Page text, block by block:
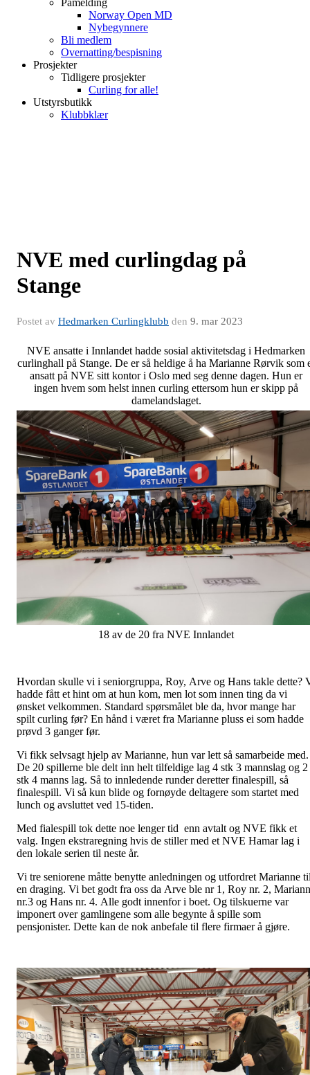
Påmelding
Norway Open MD
Nybegynnere
Bli medlem
Overnatting/bespisning
Prosjekter
Tidligere prosjekter
Curling for alle!
Utstyrsbutikk
Klubbklær
NVE med curlingdag på
Stange
Postet av Hedmarken Curlingklubb den 9. mar 2023
NVE ansatte i Innlandet hadde sosial aktivitetsdag i Hedmarken
curlinghall på Stange. De er så heldige å ha Marianne Rørvik som
ansatt på NVE sitt kontor i Oslo med seg denne dagen. Hun er
ingen hvem som helst innen curling ettersom hun er skipp på
damelandslaget.
18 av de 20 fra NVE Innlandet
Hvordan skulle vi i seniorgruppa, Roy, Arve og Hans takle dette?
hadde fått et hint om at hun kom, men lot som innen ting da vi
ønsket velkommen. Standard spørsmålet ble da, hvor mange har
spilt curling før? En hånd i været fra Marianne pluss ei som hadde
prøvd 3 ganger før.
Vi fikk selvsagt hjelp av Marianne, hun var lett så samarbeide med.
De 20 spillerne ble delt inn helt tilfeldige lag 4 stk 3 mannslag og 2
stk 4 manns lag. Så to innledende runder deretter finalespill, så
finalespill. Vi så kun blide og fornøyde deltagere som startet med
lunch og avsluttet ved 15-tiden.
Med fialespill tok dette noe lenger tid enn avtalt og NVE fikk et
valg. Ingen ekstraregning hvis de stiller med et NVE Hamar lag i
den lokale serien til neste år.
Vi tre seniorene måtte benytte anledningen og utfordret Marianne
en draging. Vi bet godt fra oss da Arve ble nr 1, Roy nr. 2,
nr.3 og Hans nr. 4. Alle godt innenfor i boet. Og tilskuerne var
imponert over gamlingene som alle begynte å spille som
pensjonister. Dette kan de nok anbefale til flere firmaer å gjøre.